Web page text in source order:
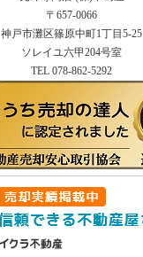
〒657-0066
神戸市灘区篠原中町1丁目5-25
ソレイユ六甲204号室
TEL 078-862-5292